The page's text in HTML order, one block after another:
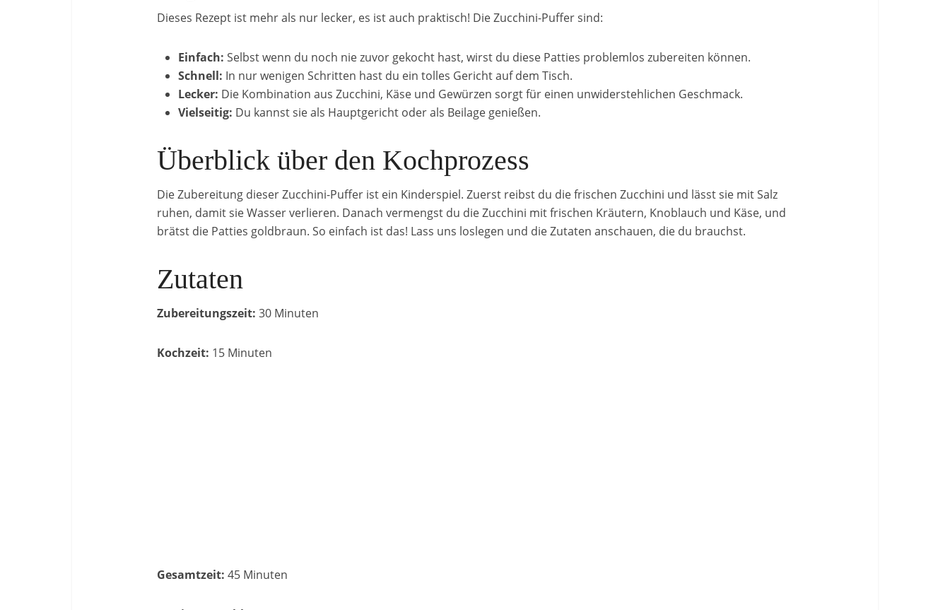
Dieses Rezept ist mehr als nur lecker, es ist auch praktisch! Die Zucchini-Puffer sind:
Einfach: Selbst wenn du noch nie zuvor gekocht hast, wirst du diese Patties problemlos zubereiten können.
Schnell: In nur wenigen Schritten hast du ein tolles Gericht auf dem Tisch.
Lecker: Die Kombination aus Zucchini, Käse und Gewürzen sorgt für einen unwiderstehlichen Geschmack.
Vielseitig: Du kannst sie als Hauptgericht oder als Beilage genießen.
Überblick über den Kochprozess
Die Zubereitung dieser Zucchini-Puffer ist ein Kinderspiel. Zuerst reibst du die frischen Zucchini und lässt sie mit Salz
ruhen, damit sie Wasser verlieren. Danach vermengst du die Zucchini mit frischen Kräutern, Knoblauch und Käse, und
brätst die Patties goldbraun. So einfach ist das! Lass uns loslegen und die Zutaten anschauen, die du brauchst.
Zutaten
Zubereitungszeit: 30 Minuten
Kochzeit: 15 Minuten
Gesamtzeit: 45 Minuten